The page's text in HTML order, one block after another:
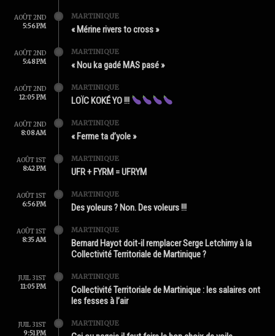
AOÛT 2ND
5:56 PM
MARTINIQUE
« Mérine rivers to cross »
AOÛT 2ND
5:48 PM
MARTINIQUE
« Nou ka gadé MAS pasé »
AOÛT 2ND
12:05 PM
MARTINIQUE
LOÏC KOKÉ YO !!!
AOÛT 2ND
8:08 AM
MARTINIQUE
« Ferme ta d’yole »
AOÛT 1ST
8:42 PM
MARTINIQUE
UFR + FYRM = UFRYM
AOÛT 1ST
6:56 PM
MARTINIQUE
Des yoleurs ? Non. Des voleurs !!!
AOÛT 1ST
8:35 AM
MARTINIQUE
Bernard Hayot doit-il remplacer Serge Letchimy à la
Collectivité Territoriale de Martinique ?
JUIL 31ST
11:05 PM
MARTINIQUE
Collectivité Territoriale de Martinique : les salaires ont
les fesses à l’air
JUIL 31ST
9:51 PM
MARTINIQUE